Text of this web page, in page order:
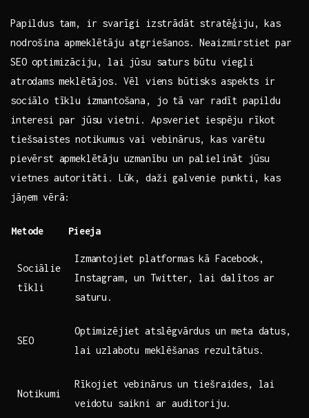
Papildus tam, ir⁤ svarīgi izstrādāt stratēģiju, kas
nodrošina apmeklētāju atgriešanos. Neaizmirstiet par
SEO⁤ optimizāciju, lai jūsu saturs būtu viegli
atrodams ⁤meklētājos. Vēl viens būtisks ⁣aspekts ir
sociālo tīklu izmantošana, jo⁢ tā var radīt papildu
interesi par jūsu vietni. Apsveriet iespēju rīkot​
tiešsaistes notikumus vai vebinārus, kas varētu
pievērst apmeklētāju uzmanību ‍un palielināt⁣ jūsu
vietnes autoritāti. Lūk, daži galvenie punkti, ⁢kas
jāņem vērā:
Metode Pieeja
Sociālie‌
tīkli
Izmantojiet platformas ‍kā Facebook,
Instagram,⁢ un Twitter, lai dalītos ar
saturu.
SEO
Optimizējiet ‍atslēgvārdus un meta datus,
lai uzlabotu meklēšanas rezultātus.
Notikumi
Rīkojiet vebinārus un tiešraides, lai
veidotu saikni ar ⁢auditoriju.